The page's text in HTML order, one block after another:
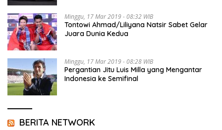
Minggu, 17 Mar 2019 - 08:32 WIB
Tontowi Ahmad/Liliyana Natsir Sabet Gelar
Juara Dunia Kedua
Minggu, 17 Mar 2019 - 08:28 WIB
Pergantian Jitu Luis Milla yang Mengantar
Indonesia ke Semifinal
BERITA NETWORK